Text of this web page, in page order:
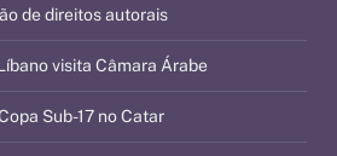
de direitos autorais
visita Câmara Árabe
Sub-17 no Catar